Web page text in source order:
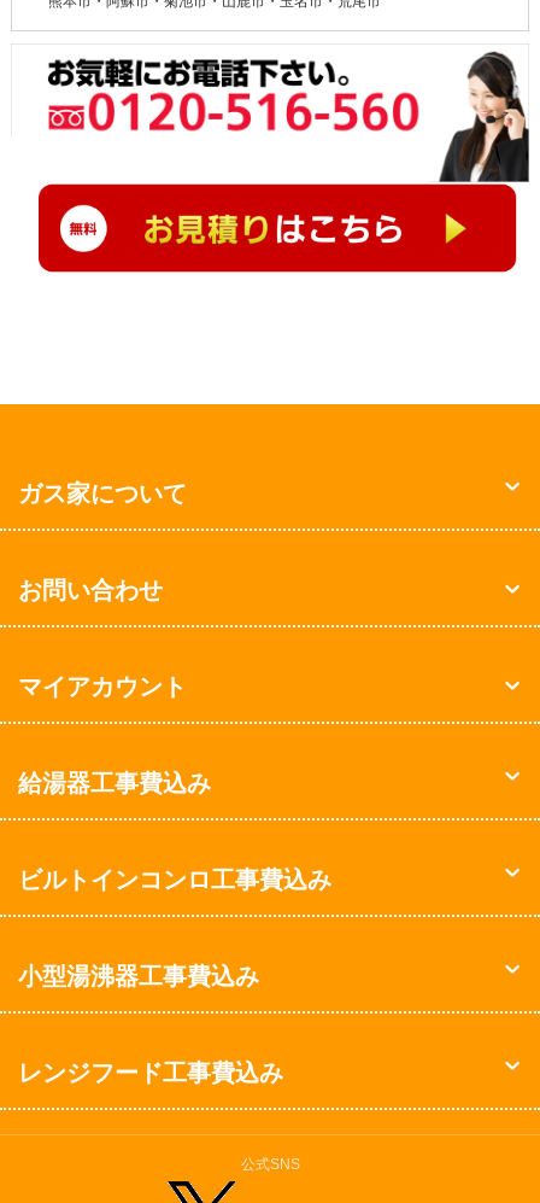
ガス家について
お問い合わせ
マイアカウント
給湯器工事費込み
ビルトインコンロ工事費込み
小型湯沸器工事費込み
レンジフード工事費込み
公式SNS